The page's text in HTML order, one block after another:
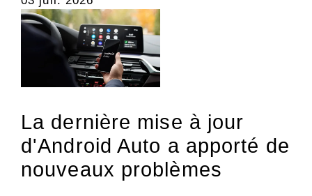
La dernière mise à jour
d'Android Auto a apporté de
nouveaux problèmes